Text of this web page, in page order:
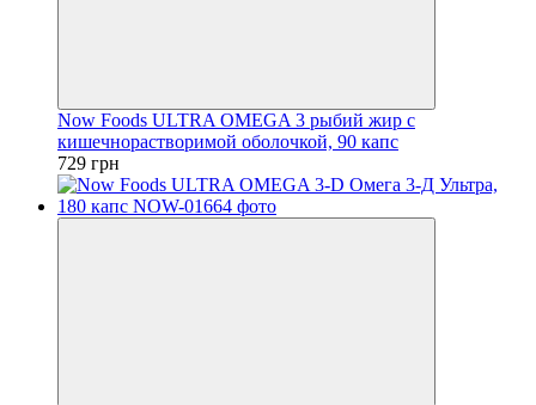
Now Foods ULTRA OMEGA 3 рыбий жир с
кишечнорастворимой оболочкой, 90 капс
729 грн